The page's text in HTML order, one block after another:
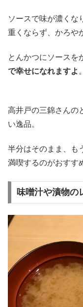
ソースで味が濃くな
重くならず、かろや
とんかつにソースを
で幸せになれますよ 。
高井戸の三錦さんの
い逸品。
半分はそのまま、も
満喫するのがおすす
味噌汁や漬物の